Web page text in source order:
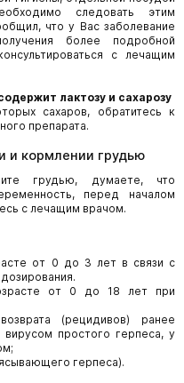
следовать этим
что у Вас заболевание
более подробной
с лечащим
лактозу и сахарозу
сахаров, обратитесь к
препарата.
и кормлении грудью
грудью, думаете, что
перед началом
с лечащим врачом.
от 0 до 3 лет в связи с
от 0 до 18 лет при
(рецидивов) ранее
простого герпеса, у
герпеса).